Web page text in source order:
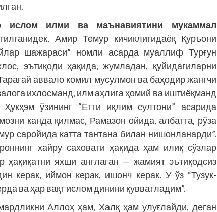
ислом илми ва маънавиятини мукаммал
Амир Темур кичиклигидаёқ Қуръони
шажараси” номли асарда муаллиф Турғун
эътиқоди ҳақида, жумладан, қуйидагиларни
аввало комил мусулмон ва баҳодир жангчи
ихлосманд, илм аҳлига ҳомий ва иштиёқманд
ўзининг “Етти иқлим султони” асарида
канда қилмас, Рамазон ойи­­да, албатта, рўза
саройида катта тантана билан нишонланарди”.
хайру саховати ҳақида ҳам илиқ сўзлар
ҳақиқатни яхши англаган — жамият эътиқодсиз
керак, иймон керак, ишонч керак. У ўз “Тузук­
ва ҳар вақт ислом динини қувватладим”.
Аллоҳ ҳам, Халқ ҳам улуғлайди, деган